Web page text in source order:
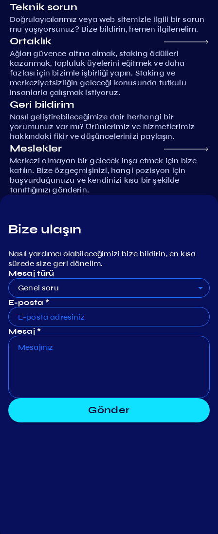
Teknik sorun
Doğrulayıcılarımız veya web sitemizle ilgili bir sorun
mu yaşıyorsunuz? Bize bildirin, hemen ilgilenelim.
Ortaklık
Ağları güvence altına almak, staking ödülleri
kazanmak, topluluk üyelerini eğitmek ve daha
fazlası için bizimle işbirliği yapın. Staking ve
merkeziyetsizliğin geleceği konusunda tutkulu
insanlarla çalışmak istiyoruz.
Geri bildirim
Nasıl geliştirebileceğimize dair herhangi bir
yorumunuz var mı? Ürünlerimiz ve hizmetlerimiz
hakkındaki fikir ve düşüncelerinizi paylaşın.
Meslekler
Merkezi olmayan bir gelecek inşa etmek için bize
katılın. Bize özgeçmişinizi, hangi pozisyon için
başvurduğunuzu ve kendinizi kısa bir şekilde
tanıttığınızı gönderin.
Bize ulaşın
Nasıl yardımcı olabileceğimizi bize bildirin, en kısa
sürede size geri dönelim.
Mesaj türü
Genel soru
E-posta *
Mesaj *
Gönder